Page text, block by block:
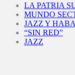
LA PATRIA
MUNDO
JAZZ Y
“SIN RED”
JAZZ